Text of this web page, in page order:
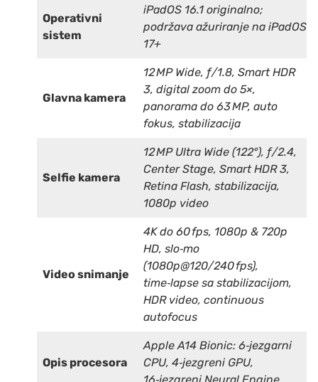
Operativni
sistem
iPadOS 16.1 originalno;
podržava ažuriranje na iPadOS
17+
Glavna kamera
12 MP Wide, ƒ/1.8, Smart HDR
3, digital zoom do 5×,
panorama do 63 MP, auto
fokus, stabilizacija
Selfie kamera
12 MP Ultra Wide (122°), ƒ/2.4,
Center Stage, Smart HDR 3,
Retina Flash, stabilizacija,
1080p video
Video snimanje
4K do 60 fps, 1080p & 720p
HD, slo‑mo
(1080p@120/240 fps),
time‑lapse sa stabilizacijom,
HDR video, continuous
autofocus
Opis procesora
Apple A14 Bionic: 6‑jezgarni
CPU, 4‑jezgreni GPU,